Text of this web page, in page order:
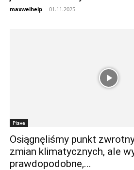
maxwelhelp - 01.11.2025
Різне
Osiągnęliśmy punkt
zmian klimatycznych, ale
prawdopodobne,...